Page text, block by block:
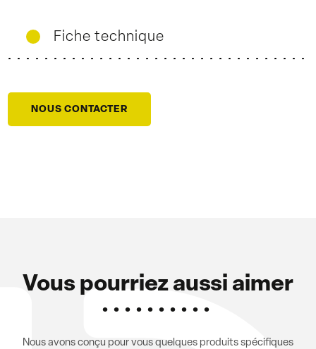
Fiche technique
NOUS CONTACTER
Vous pourriez aussi aimer
Nous avons conçu pour vous quelques produits spécifiques